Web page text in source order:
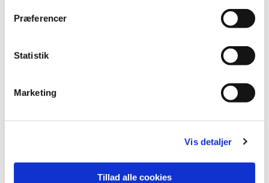
Præferencer
Statistik
Marketing
Vis detaljer
Tillad alle cookies